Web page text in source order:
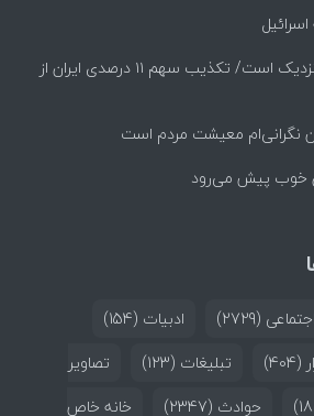
عراقچی: توافق با عمان نزدیک است/ تکذیب سهم ۱۱ درصدی ایران از
نگرانی‌ام معیشت مردم است
خوب پیش می‌رود
اجتماعی (2729) ادبیات (154)
(404) تبلیغات (123)
تصاویر
حوادث (2347) خانه خاص